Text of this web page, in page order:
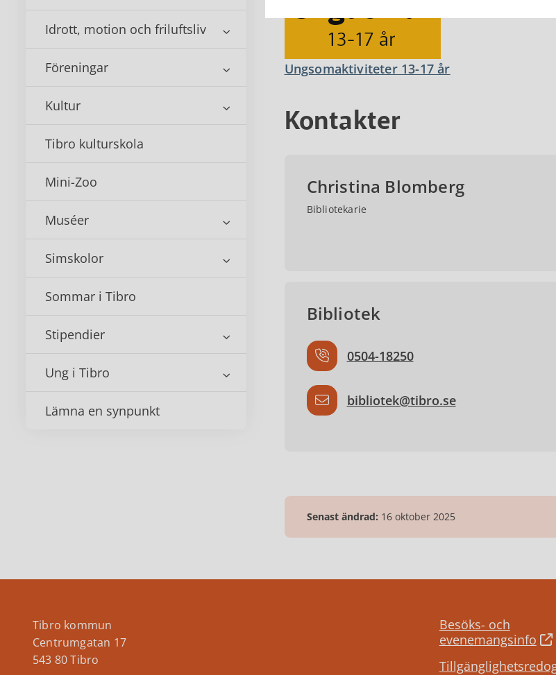
Idrott, motion och friluftsliv
Föreningar
Kultur
Tibro kulturskola
Mini-Zoo
Muséer
Simskolor
Sommar i Tibro
Stipendier
Ung i Tibro
Lämna en synpunkt
Ungsomaktiviteter 13-17 år
Kontakter
Christina Blomberg
Bibliotekarie
Bibliotek
0504-18250
bibliotek@tibro.se
Senast ändrad: 16 oktober 2025
Tibro kommun
Centrumgatan 17
543 80 Tibro
Besöks- och
evenemangsinfo